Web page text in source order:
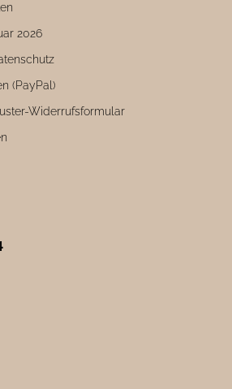
2026
(PayPal)
Widerrufsformular